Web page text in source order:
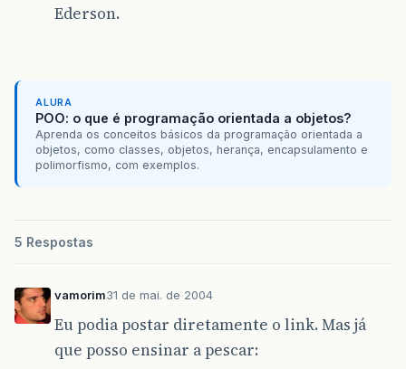
Ederson.
ALURA
POO: o que é programação orientada a objetos?
Aprenda os conceitos básicos da programação orientada a
objetos, como classes, objetos, herança, encapsulamento e
polimorfismo, com exemplos.
5 Respostas
vamorim31 de mai. de 2004
Eu podia postar diretamente o link. Mas já
que posso ensinar a pescar: